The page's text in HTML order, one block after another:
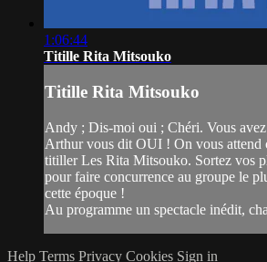
1:06:44
Titille Rita Mitsouko
Titille Rita Mitsouko
Andy ; Dis-moi oui ; Chéri. Vous
Arthur vous dit OUI ! On vous attend
titiller Les Rita Mitsouko. Sortez vos
pour faire concurrence au groupe le
cette époque !
Au programme un spectacle inédit,
Help Terms Privacy Cookies Sign in